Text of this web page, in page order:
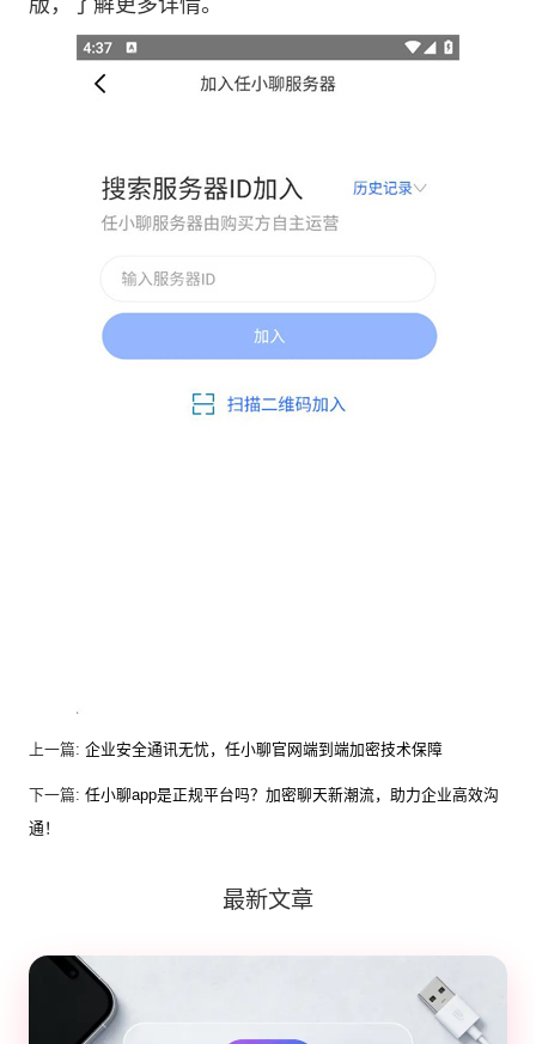
版，了解更多详情。
上一篇: 企业安全通讯无忧，任小聊官网端到端加密技术保障
下一篇: 任小聊app是正规平台吗？加密聊天新潮流，助力企业高效沟
通！
最新文章